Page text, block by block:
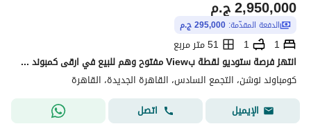
ج.م2,950,000
الدفعة المقدّمة: 295,000 ج.م
1
1
51 متر مربع
انتهز فرصة ستوديو لقطة بView مفتوح وهم للبيع في ارقى كمبوند في التجمع
كومباوند نوشن، التجمع السادس، القاهرة الجديدة، القاهرة
الإيميل
اتصل